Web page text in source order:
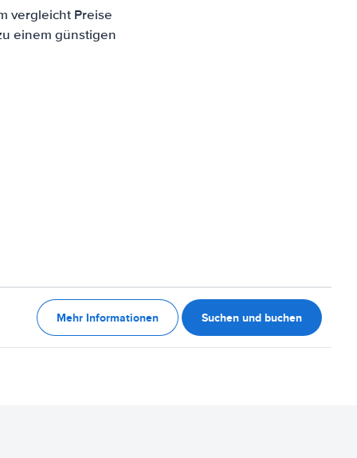
vergleicht Preise
einem günstigen
Mehr Informationen Suchen und buchen